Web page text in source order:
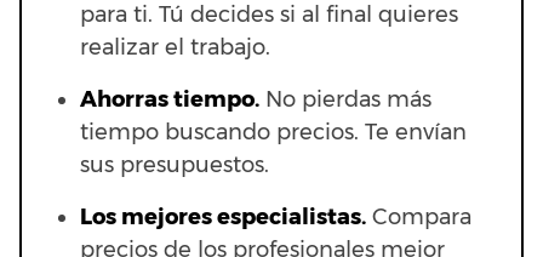
para ti. Tú decides si al final quieres
realizar el trabajo.
Ahorras tiempo. No pierdas más
tiempo buscando precios. Te envían
sus presupuestos.
Los mejores especialistas. Compara
precios de los profesionales mejor